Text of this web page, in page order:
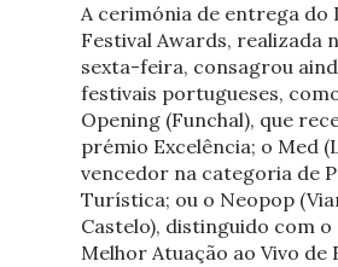
A cerimónia de entrega do
Festival Awards, realizada
sexta-feira, consagrou
festivais portugueses,
Opening (Funchal), que
prémio Excelência; o Med
vencedor na categoria de
Turística; ou o Neopop
Castelo), distinguido com
Melhor Atuação ao Vivo de